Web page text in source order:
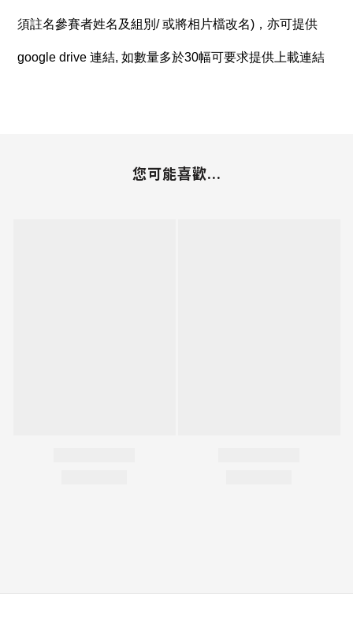
須註名參賽者姓名及組別/ 或將相片檔改名)，亦可提供
google drive 連結, 如數量多於30幅可要求提供上載連結
您可能喜歡...